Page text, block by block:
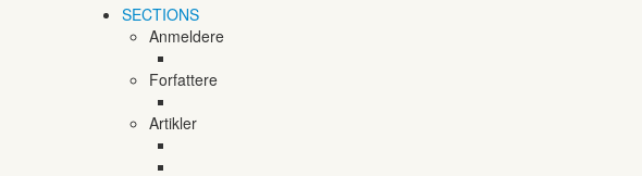
SECTIONS
Anmeldere
Forfattere
Artikler